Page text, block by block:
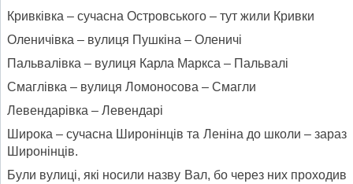
Кривківка – сучасна Островського – тут жили Кривки
Оленичівка – вулиця Пушкіна – Оленичі
Пальвалівка – вулиця Карла Маркса – Пальвалі
Смаглівка – вулиця Ломоносова – Смагли
Левендарівка – Левендарі
Широка – сучасна Широнінців та Леніна до школи – зараз
Широнінців.
Були вулиці, які носили назву Вал, бо через них проходив